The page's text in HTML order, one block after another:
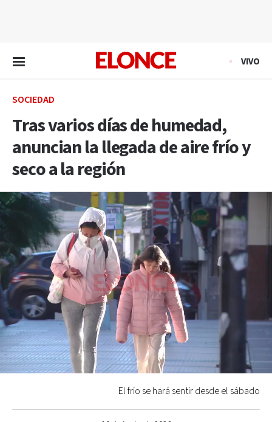
VIVO
SOCIEDAD
Tras varios días de humedad,
anuncian la llegada de aire frío y
seco a la región
El frío se hará sentir desde el sábado